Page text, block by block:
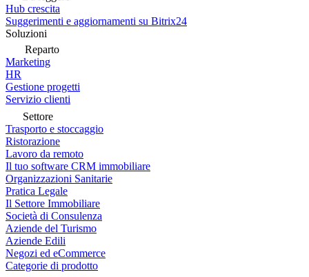
Hub crescita
Suggerimenti e aggiornamenti su Bitrix24
Soluzioni
Reparto
Marketing
HR
Gestione progetti
Servizio clienti
Settore
Trasporto e stoccaggio
Ristorazione
Lavoro da remoto
Il tuo software CRM immobiliare
Organizzazioni Sanitarie
Pratica Legale
Il Settore Immobiliare
Società di Consulenza
Aziende del Turismo
Aziende Edili
Negozi ed eCommerce
Categorie di prodotto